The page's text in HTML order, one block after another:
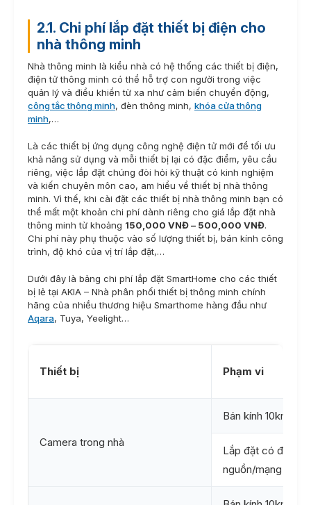
2.1. Chi phí lắp đặt thiết bị điện cho
nhà thông minh
Nhà thông minh là kiểu nhà có hệ thống các thiết bị điện,
điện tử thông minh có thể hỗ trợ con người trong việc
quản lý và điều khiển từ xa như cảm biến chuyển động,
công tắc thông minh, đèn thông minh, khóa cửa thông
minh,…
Là các thiết bị ứng dụng công nghệ điện tử mới để tối ưu
khả năng sử dụng và mỗi thiết bị lại có đặc điểm, yêu cầu
riêng, việc lắp đặt chúng đòi hỏi kỹ thuật có kinh nghiệm
và kiến chuyên môn cao, am hiểu về thiết bị nhà thông
minh. Vì thế, khi cài đặt các thiết bị nhà thông minh bạn có
thể mất một khoản chi phí dành riêng cho giá lắp đặt nhà
thông minh từ khoảng 150,000 VNĐ – 500,000 VNĐ.
Chi phí này phụ thuộc vào số lượng thiết bị, bán kính công
trình, độ khó của vị trí lắp đặt,…
Dưới đây là bảng chi phí lắp đặt SmartHome cho các thiết
bị lẻ tại AKIA – Nhà phân phối thiết bị thông minh chính
hãng của nhiều thương hiệu Smarthome hàng đầu như
Aqara, Tuya, Yeelight…
Thiết bị Phạm vi
Camera trong nhà
Bán kính 10km
Lắp đặt có đi dây
nguồn/mạng